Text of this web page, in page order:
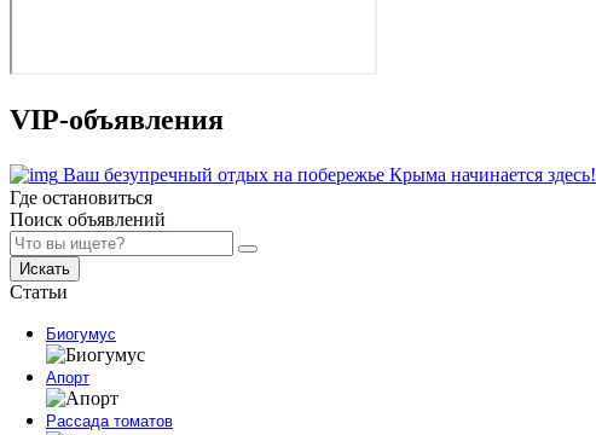
VIP-объявления
Ваш безупречный отдых на побережье Крыма начинается здесь!
Где остановиться
Поиск объявлений
Искать
Статьи
Биогумус
Апорт
Рассада томатов